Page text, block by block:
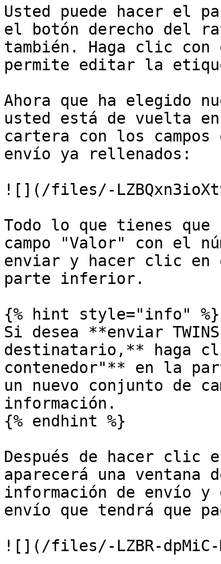
Usted puede hacer el
el botón derecho del
también. Haga clic con
permite editar la
Ahora que ha elegido
usted está de vuelta
cartera con los
envío ya rellenados:
![](/files/-
Todo lo que tienes
campo "Valor" con el
enviar y hacer clic en
parte inferior.
{% hint style="info" %}
Si desea **enviar
destinatario,** haga
contenedor"** en la
un nuevo conjunto de
información.
{% endhint %}
Después de hacer clic
aparecerá una ventana
información de envío
envío que tendrá que
![](/files/-LZBR-dpMiC-